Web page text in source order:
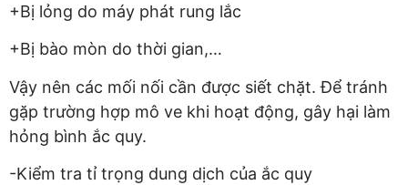
+Bị lỏng do máy phát rung lắc
+Bị bào mòn do thời gian,…
Vậy nên các mối nối cần được siết chặt. Để tránh
gặp trường hợp mô ve khi hoạt động, gây hại làm
hỏng bình ắc quy.
-Kiểm tra tỉ trọng dung dịch của ắc quy